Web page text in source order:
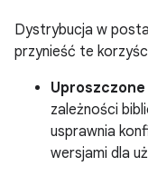
Dystrybucja w
przynieść te
zależności
usprawnia
wersjami dla